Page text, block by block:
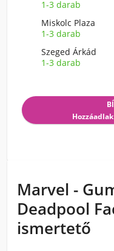
1-3 darab
Miskolc Plaza
1-3 darab
Szeged Árkád
1-3 darab
Marvel -
Deadpool
ismertető